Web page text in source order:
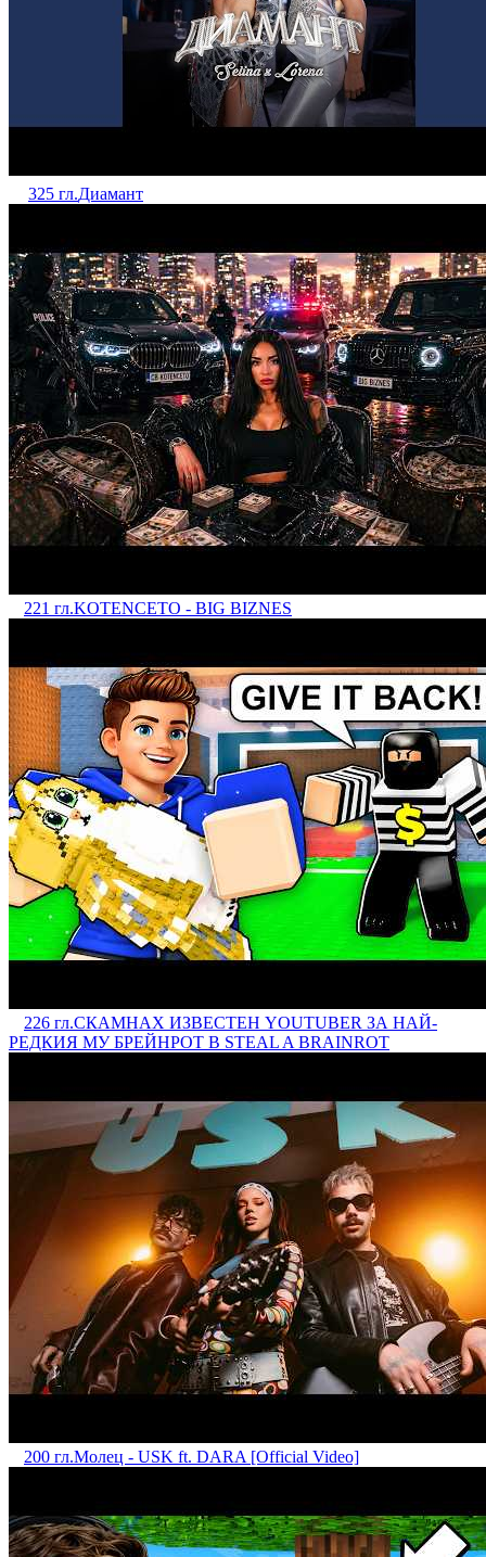
325 гл.Диамант
221 гл.KOTENCETO - BIG BIZNES
226 гл.СКАМНАХ ИЗВЕСТЕН YOUTUBER ЗА НАЙ-
РЕДКИЯ МУ БРЕЙНРОТ В STEAL A BRAINROT
200 гл.Mолец - USK ft. DARA [Official Video]